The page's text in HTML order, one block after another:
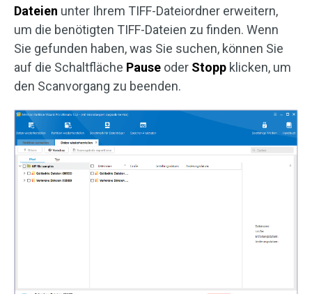
Dateien unter Ihrem TIFF-Dateiordner erweitern,
um die benötigten TIFF-Dateien zu finden. Wenn
Sie gefunden haben, was Sie suchen, können Sie
auf die Schaltfläche Pause oder Stopp klicken, um
den Scanvorgang zu beenden.